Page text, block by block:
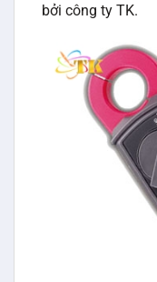
bởi công ty TK.